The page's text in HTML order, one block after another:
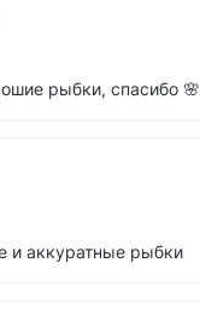
рыбки, спасибо 🌸
и аккуратные рыбки